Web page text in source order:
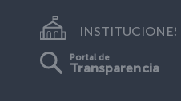
INSTITUCIONES
Portal de
Transparencia